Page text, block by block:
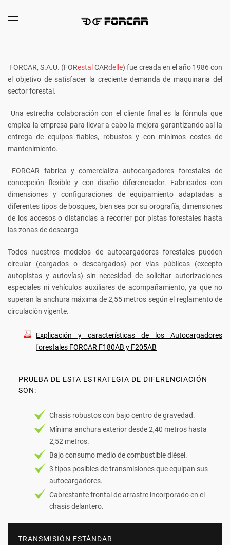
FORCAR, S.A.U. (FORestal CARdelle) fue creada en el año 1986 con
el objetivo de satisfacer la creciente demanda de maquinaria del
sector forestal.
Una estrecha colaboración con el cliente final es la fórmula que
emplea la empresa para llevar a cabo la mejora garantizando así la
entrega de equipos fiables, robustos y con mínimos costes de
mantenimiento.
FORCAR fabrica y comercializa autocargadores forestales de
concepción flexible y con diseño diferenciador. Fabricados con
dimensiones y configuraciones de equipamiento adaptadas a
diferentes tipos de bosques, bien sea por su orografía, dimensiones
de los accesos o distancias a recorrer por pistas forestales hasta
las zonas de descarga
Todos nuestros modelos de autocargadores forestales pueden
circular (cargados o descargados) por vías públicas (excepto
autopistas y autovías) sin necesidad de solicitar autorizaciones
especiales ni vehículos auxiliares de acompañamiento, ya que no
superan la anchura máxima de 2,55 metros según el reglamento de
circulación vigente.
Explicación y características de los Autocargadores
forestales FORCAR F180AB y F205AB
PRUEBA DE ESTA ESTRATEGIA DE DIFERENCIACIÓN
SON:
Chasis robustos con bajo centro de gravedad.
Mínima anchura exterior desde 2,40 metros hasta
2,52 metros.
Bajo consumo medio de combustible diésel.
3 tipos posibles de transmisiones que equipan sus
autocargadores.
Cabrestante frontal de arrastre incorporado en el
chasis delantero.
TRANSMISIÓN ESTÁNDAR